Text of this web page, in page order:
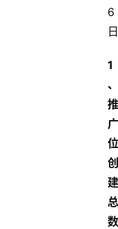
6
日
1
、
推
广
位
创
建
总
数